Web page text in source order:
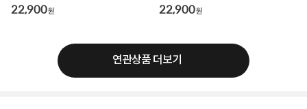
22,900원 22,900원
연관상품 더보기